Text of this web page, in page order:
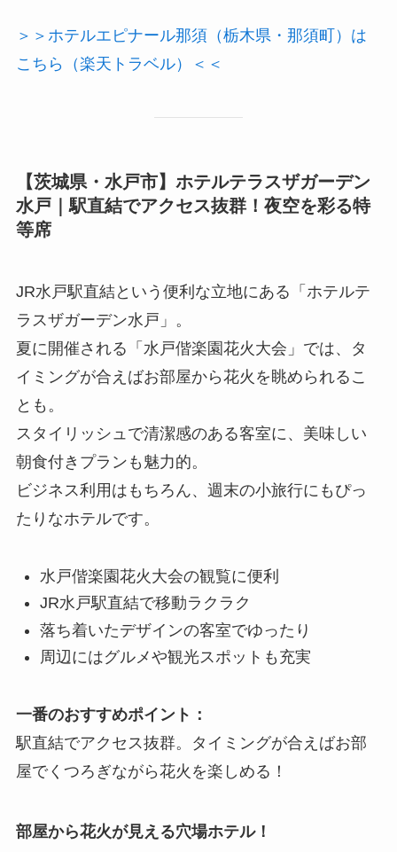
＞＞ホテルエピナール那須（栃木県・那須町）は
こちら（楽天トラベル）＜＜
【茨城県・水戸市】ホテルテラスザガーデン
水戸｜駅直結でアクセス抜群！夜空を彩る特
等席
JR水戸駅直結という便利な立地にある「ホテルテ
ラスザガーデン水戸」。
夏に開催される「水戸偕楽園花火大会」では、タ
イミングが合えばお部屋から花火を眺められるこ
とも。
スタイリッシュで清潔感のある客室に、美味しい
朝食付きプランも魅力的。
ビジネス利用はもちろん、週末の小旅行にもぴっ
たりなホテルです。
水戸偕楽園花火大会の観覧に便利
JR水戸駅直結で移動ラクラク
落ち着いたデザインの客室でゆったり
周辺にはグルメや観光スポットも充実
一番のおすすめポイント：
駅直結でアクセス抜群。タイミングが合えばお部
屋でくつろぎながら花火を楽しめる！
部屋から花火が見える穴場ホテル！